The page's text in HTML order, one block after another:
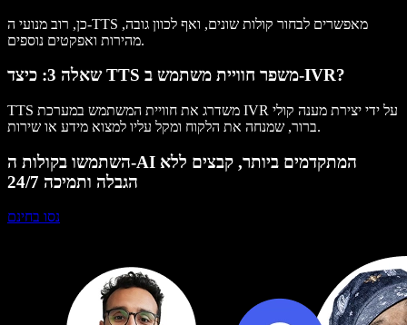
כן, רוב מנועי ה-TTS מאפשרים לבחור קולות שונים, ואף לכוון גובה,
מהירות ואפקטים נוספים.
שאלה 3: כיצד TTS משפר חוויית משתמש ב-IVR?
TTS משדרג את חוויית המשתמש במערכת IVR על ידי יצירת מענה קולי
ברור, שמנחה את הלקוח ומקל עליו למצוא מידע או שירות.
השתמשו בקולות ה-AI המתקדמים ביותר, קבצים ללא
הגבלה ותמיכה 24/7
נסו בחינם